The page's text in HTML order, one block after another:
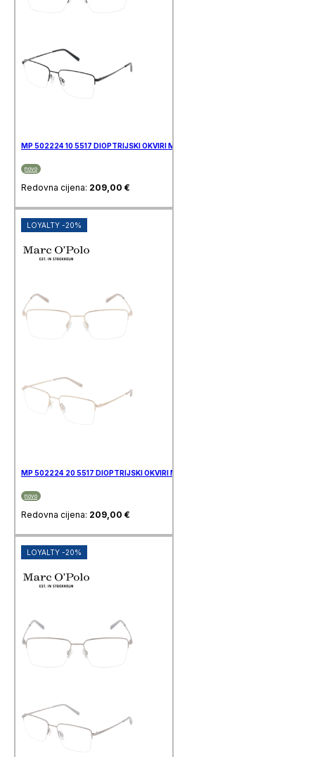
MP 502224 10 5517 DIOPTRIJSKI OKVIRI MARC O’POLO
novo
Redovna cijena: 209,00 €
LOYALTY -20%
MP 502224 20 5517 DIOPTRIJSKI OKVIRI MARC O’POLO
novo
Redovna cijena: 209,00 €
LOYALTY -20%